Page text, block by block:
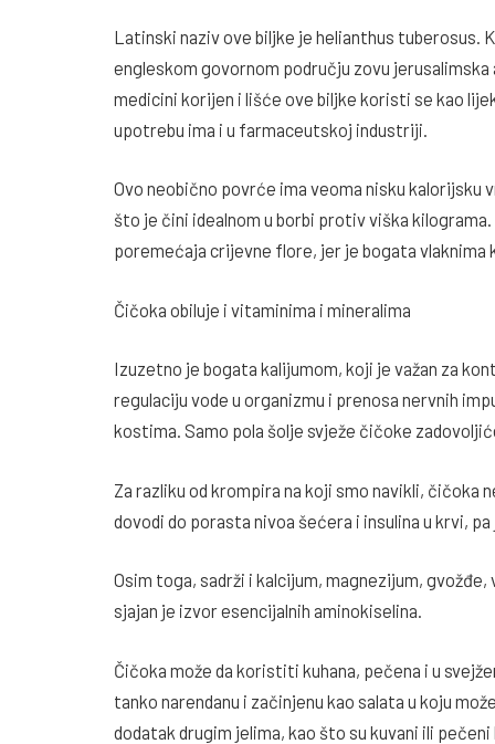
Latinski naziv ove biljke je helianthus tuberosus.
engleskom govornom području zovu
medicini korijen i lišće ove biljke koristi se kao
upotrebu ima i u farmaceutskoj industriji.
Ovo neobično povrće ima veoma nisku kalorijsku
što je čini idealnom u borbi protiv viška
poremećaja crijevne flore, jer je bogata
Čičoka obiluje i vitaminima i mineralima
Izuzetno je bogata kalijumom, koji je važan za
regulaciju vode u organizmu i prenosa nervnih
kostima. Samo pola šolje svježe čičoke
Za razliku od krompira na koji smo navikli, čičoka
dovodi do porasta nivoa šećera i insulina u krvi,
Osim toga, sadrži i kalcijum, magnezijum,
sjajan je izvor esencijalnih aminokiselina.
Čičoka može da koristiti kuhana, pečena i u
tanko narendanu i začinjenu kao salata u koju
dodatak drugim jelima, kao što su kuvani ili